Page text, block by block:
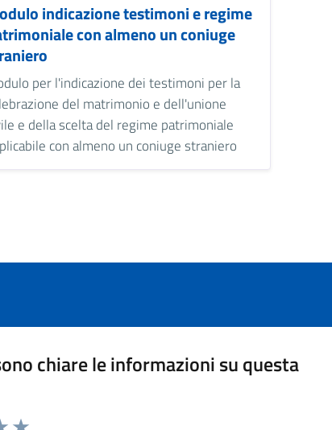
indicazione testimoni e regime
con almeno un coniuge
per l'indicazione dei testimoni per la
del matrimonio e dell'unione
e della scelta del regime patrimoniale
con almeno un coniuge straniero
chiare le informazioni su questa